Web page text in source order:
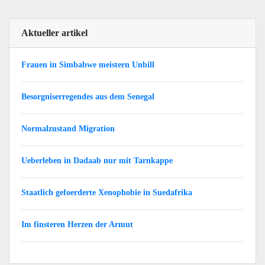
Aktueller artikel
Frauen in Simbabwe meistern Unbill
Besorgniserregendes aus dem Senegal
Normalzustand Migration
Ueberleben in Dadaab nur mit Tarnkappe
Staatlich gefoerderte Xenophobie in Suedafrika
Im finsteren Herzen der Armut